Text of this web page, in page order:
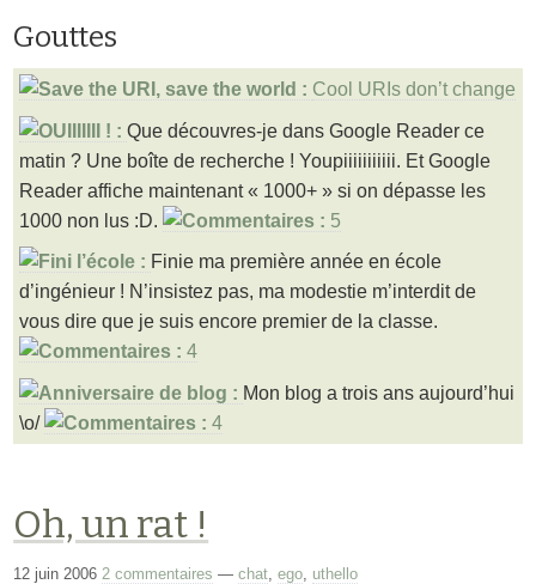
Gouttes
Cool URIs don’t change
Que découvres-je dans Google Reader ce
matin ? Une boîte de recherche ! Youpiiiiiiiiiii. Et Google
Reader affiche maintenant « 1000+ » si on dépasse les
1000 non lus :D.
5
Finie ma première année en école
d’ingénieur ! N’insistez pas, ma modestie m’interdit de
vous dire que je suis encore premier de la classe.
4
Mon blog a trois ans aujourd’hui
\o/
4
Oh, un rat !
12 juin 2006 2 commentaires —chat ,ego uthello